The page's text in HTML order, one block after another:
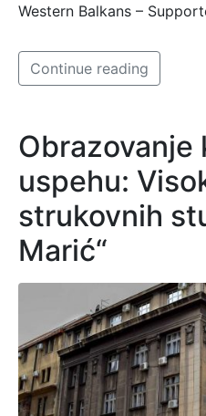
Western Balkans –
Continue reading
Obrazovanje
uspehu:
strukovnih
Marić“